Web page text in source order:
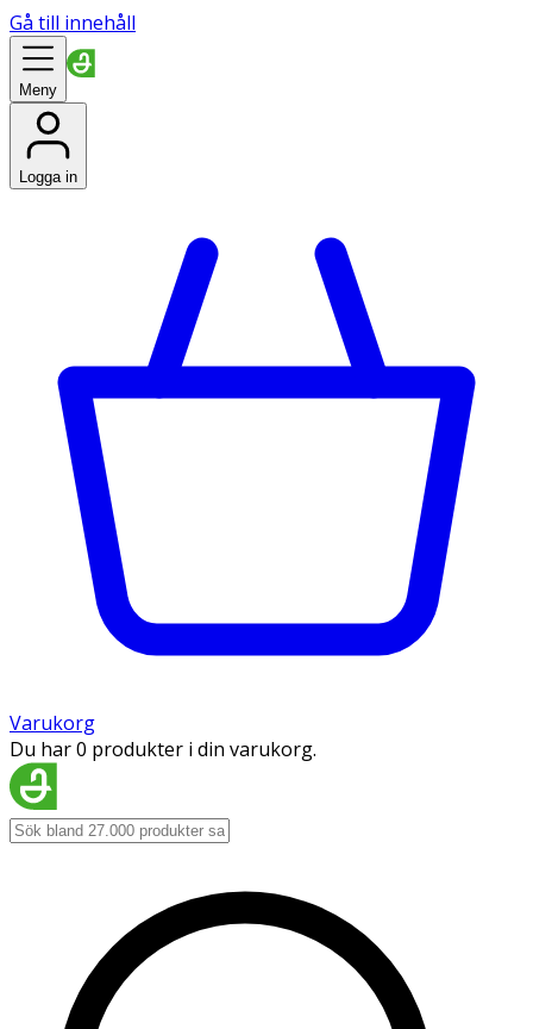
Gå till innehåll
Meny
Logga in
Varukorg
Du har 0 produkter i din varukorg.